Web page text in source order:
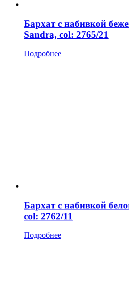
Бархат с набивкой
Sandra, col: 2765/21
Подробнее
Бархат с набивкой
col: 2762/11
Подробнее